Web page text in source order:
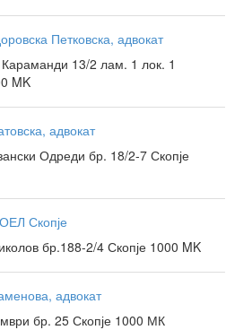
Петковска, адвокат
13/2 лам. 1 лок. 1
MK
адвокат
Одреди бр. 18/2-7 Скопје
Скопје
бр.188-2/4 Скопје 1000 MK
адвокат
бр. 25 Скопје 1000 МК